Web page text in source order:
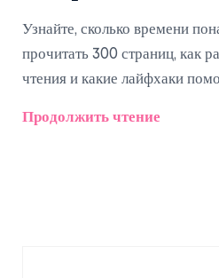
Узнайте, сколько времени
прочитать 300 страниц, как
чтения и какие лайфхаки
Продолжить чтение